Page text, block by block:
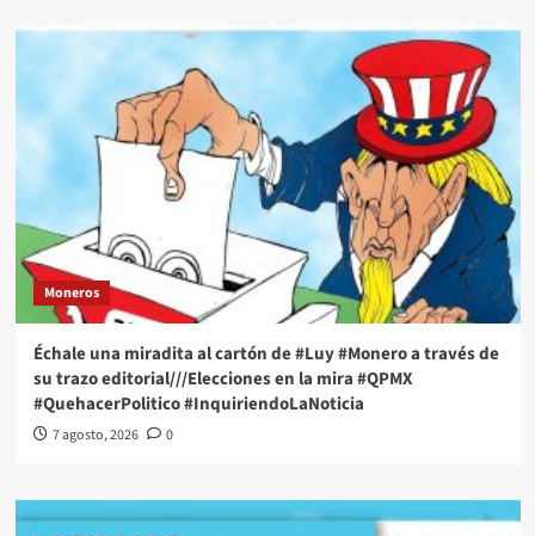
Moneros
Échale una miradita al cartón de #Luy #Monero a través de
su trazo editorial///Elecciones en la mira #QPMX
#QuehacerPolitico #InquiriendoLaNoticia
7 agosto, 2026 0